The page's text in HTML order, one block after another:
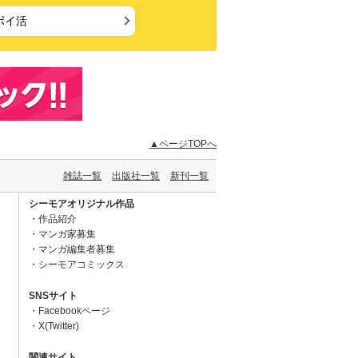
イ活
▲ページTOPへ
雑誌一覧 出版社一覧 新刊一覧
シーモアオリジナル作品
作品紹介
マンガ家募集
マンガ編集者募集
シーモアコミックス
SNSサイト
Facebookページ
X(Twitter)